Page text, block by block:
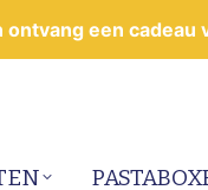
een cadeau